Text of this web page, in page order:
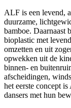
ALF is een levend,
duurzame,
bamboe. Daarnaast
bioplastic met
omzetten en uit
opwekken uit de
binnen- en
afscheidingen,
het eerste concept
dansers met hun